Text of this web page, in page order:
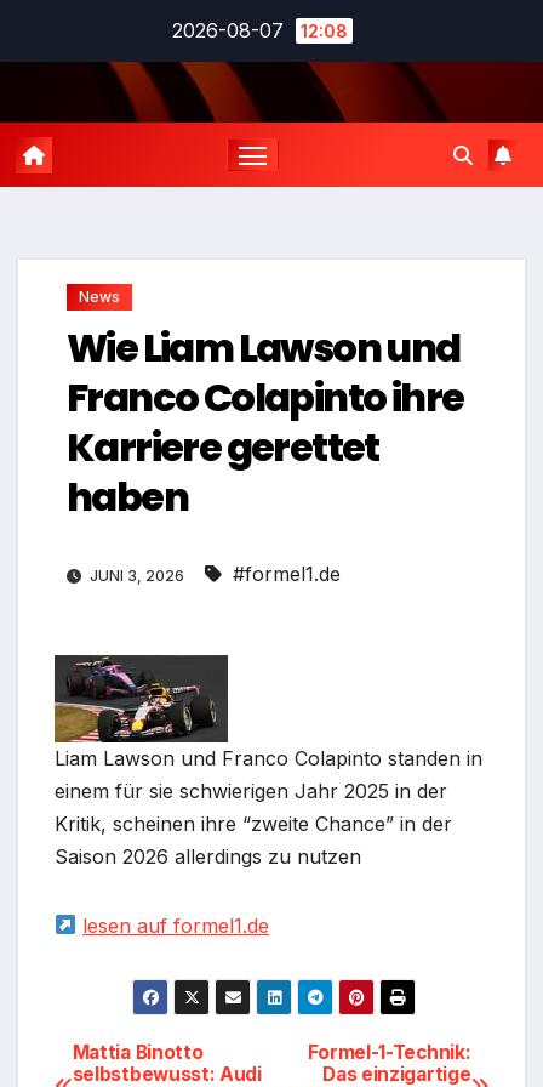
2026-08-07 12:08
News
Wie Liam Lawson und
Franco Colapinto ihre
Karriere gerettet
haben
JUNI 3, 2026 #formel1.de
Liam Lawson und Franco Colapinto standen in
einem für sie schwierigen Jahr 2025 in der
Kritik, scheinen ihre “zweite Chance” in der
Saison 2026 allerdings zu nutzen
lesen auf formel1.de
Beitragsnavigation
Formel-1-Technik:
Das einzigartige
Mattia Binotto
selbstbewusst: Audi